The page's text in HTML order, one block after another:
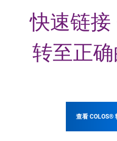
快速链
转至正确
查看 COLOS®